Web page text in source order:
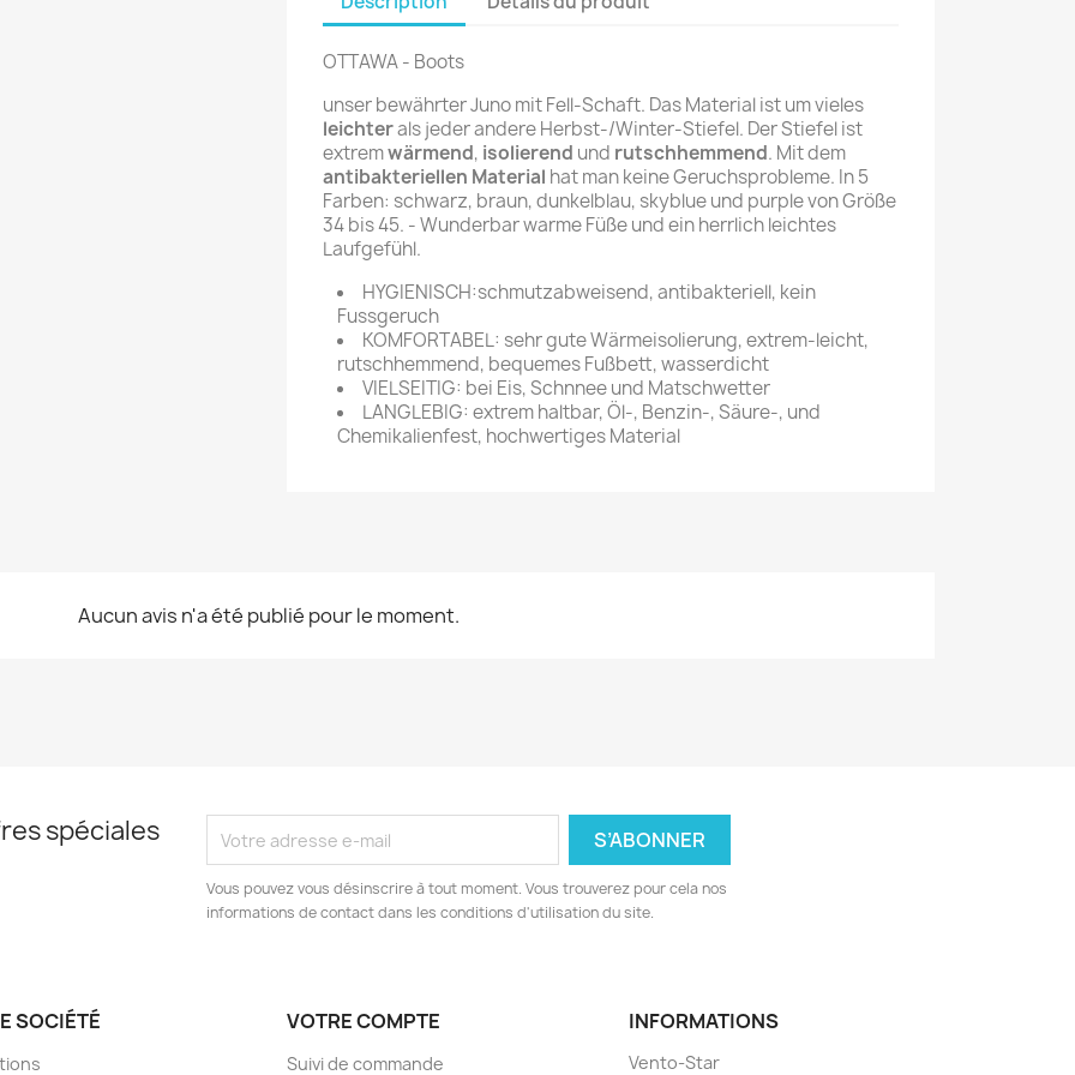
OTTAWA - Boots
unser bewährter Juno mit Fell-Schaft. Das Material ist um vieles
leichterals jeder andere Herbst-/Winter-Stiefel. Der Stiefel ist
extremwärmend, isolierend und rutschhemmend. Mit dem
antibakteriellen Material hat man keine Geruchsprobleme. In 5
Farben: schwarz, braun, dunkelblau, skyblue und purple von Größe
34 bis 45. - Wunderbar warme Füße und ein herrlich leichtes
Laufgefühl.
HYGIENISCH:schmutzabweisend, antibakteriell, kein
Fussgeruch
KOMFORTABEL: sehr gute Wärmeisolierung, extrem-leicht,
rutschhemmend, bequemes Fußbett, wasserdicht
VIELSEITIG: bei Eis, Schnnee und Matschwetter
LANGLEBIG: extrem haltbar, Öl-, Benzin-, Säure-, und
Chemikalienfest, hochwertiges Material
Aucun avis n'a été publié pour le moment.
spéciales
Vous pouvez vous désinscrire à tout moment. Vous trouverez pour cela nos
informations de contact dans les conditions d'utilisation du site.
SOCIÉTÉ VOTRE COMPTE
Suivi de commande
INFORMATIONS
Vento-Star